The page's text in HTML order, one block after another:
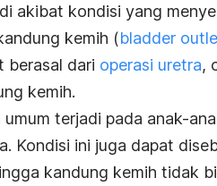
akibat kondisi yang
kemih (bladder
berasal dari operasi uretra,
kemih.
terjadi pada anak-
Kondisi ini juga dapat
kandung kemih tidak